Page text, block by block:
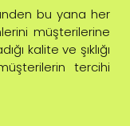
bu yana her
müşterilerine
kalite ve şıklığı
tercihi